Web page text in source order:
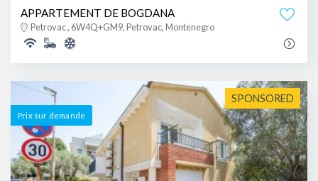
APPARTEMENT DE BOGDANA
Petrovac , 6W4Q+GM9, Petrovac, Montenegro
SPONSORED
Prix ​​sur demande